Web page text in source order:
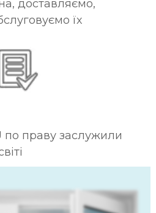
доставляємо,
їх
по праву заслужили